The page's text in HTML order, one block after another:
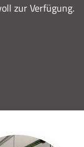
zur Verfügung.